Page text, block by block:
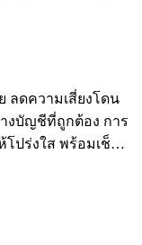
ลดความเสี่ยงโดน
งบัญชีที่ถูกต้อง การ
ปร่งใส พร้อมเช็